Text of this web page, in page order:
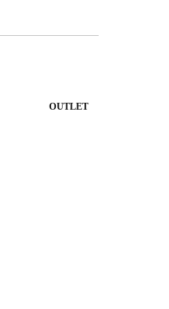
ОUTLET